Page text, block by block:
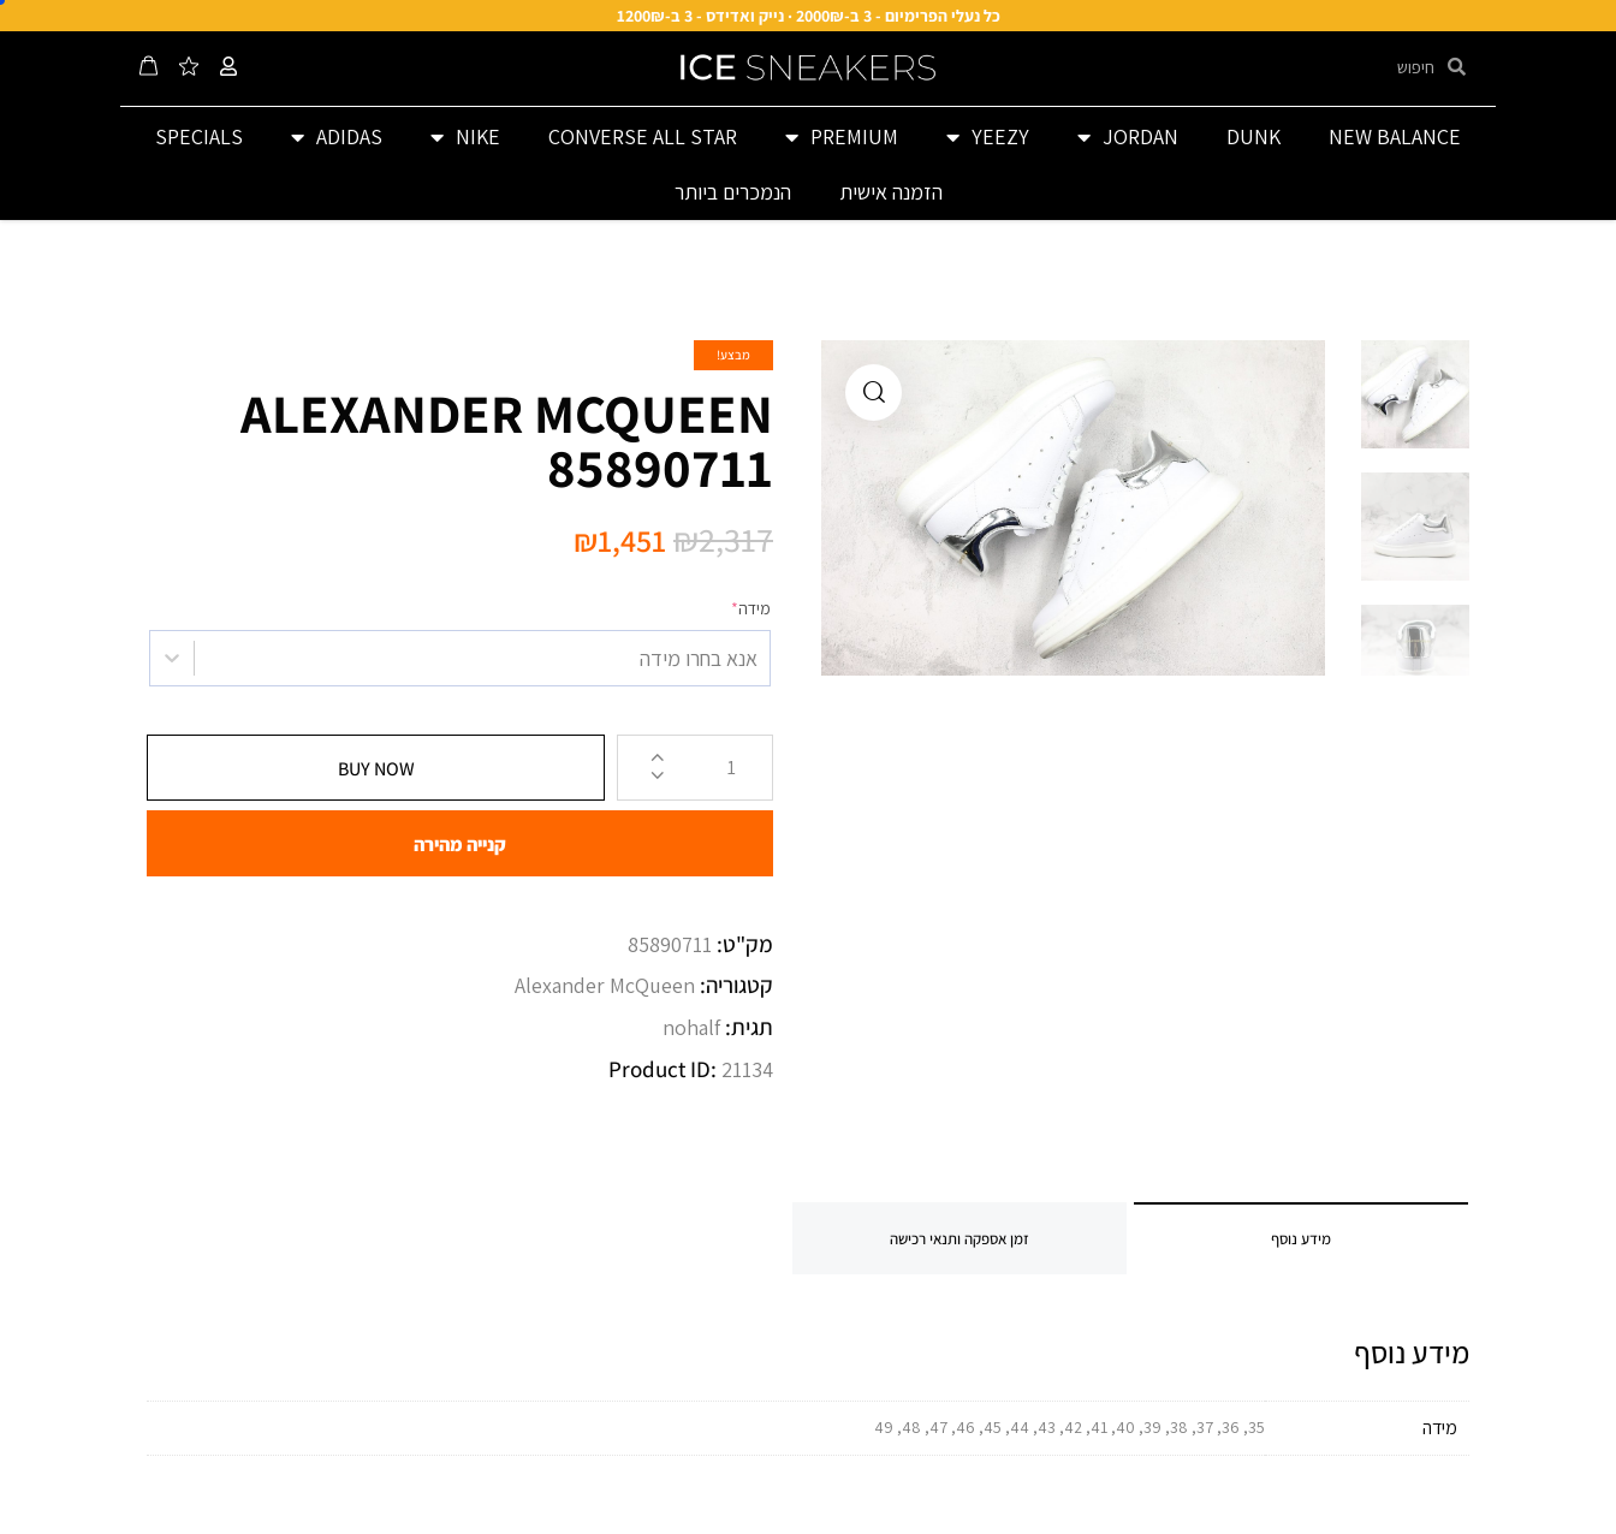
כל נעלי הפרימיום - 3 ב-2000₪ · נייק ואדידס - 3 ב-1200₪
NEW BALANCE
DUNK
JORDAN
YEEZY
PREMIUM
CONVERSE ALL STAR
NIKE
ADIDAS
SPECIALS
הזמנה אישית
הנמכרים ביותר
מבצע!
ALEXANDER MCQUEEN
85890711
₪2,317
₪1,451
מידה*
אנא בחרו מידה
BUY NOW
קנייה מהירה
מק"ט: 85890711
קטגוריה: Alexander McQueen
תגית:nohalf
Product ID: 21134
מידע נוסף זמן אספקה ותנאי רכישה
מידע נוסף
מידה 35, 36, 37, 38, 39, 40, 41, 42, 43, 44, 45, 46, 47, 48, 49